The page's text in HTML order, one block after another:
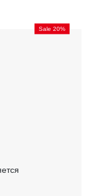
Sale 20%